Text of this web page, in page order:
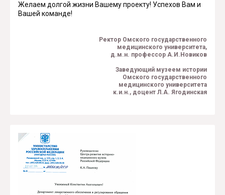
Желаем долгой жизни Вашему проекту! Успехов Вам и
Вашей команде!
Ректор Омского государственного
медицинского университета,
д.м.н. профессор А.И.Новиков
Заведующий музеем истории
Омского государственного
медицинского университета
к.и.н., доцент Л.А. Ягодинская